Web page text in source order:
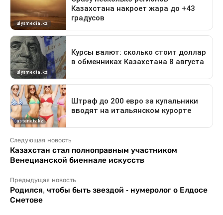
Следующая новость
Казахстан стал полноправным участником
Венецианской биеннале искусств
Предыдущая новость
Родился, чтобы быть звездой - нумеролог о Елдосе
Сметове